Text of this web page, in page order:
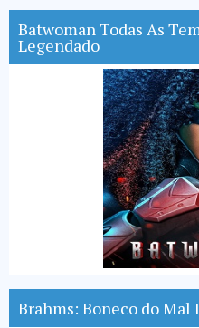
Batwoman Todas As
Legendado
Brahms: Boneco do Mal